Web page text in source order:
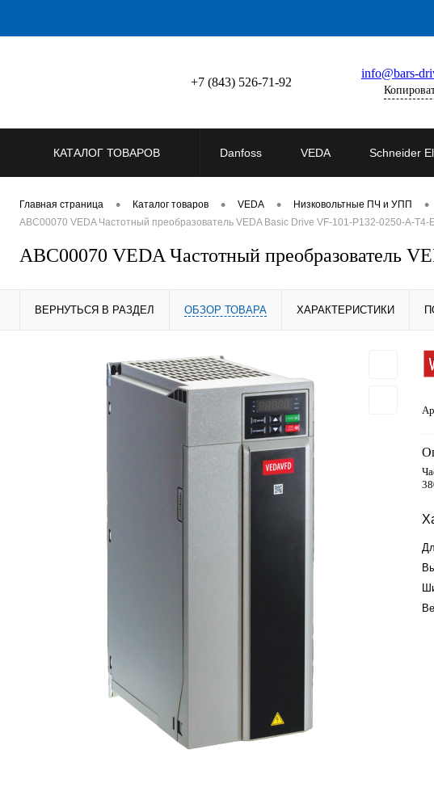
+7 (843) 526-71-92
info@bars-
КАТАЛОГ ТОВАРОВ Danfoss VEDA Schneider
Главная страница • Каталог товаров • VEDA • Низковольтные ПЧ и УПП •
ABC00070 VEDA Частотный преобразователь VEDA Basic Drive VF-101-P132-0250-A-
ABC00070 VEDA Частотный преобразователь
ВЕРНУТЬСЯ В РАЗДЕЛ ОБЗОР ТОВАРА ХАРАКТЕРИСТИКИ